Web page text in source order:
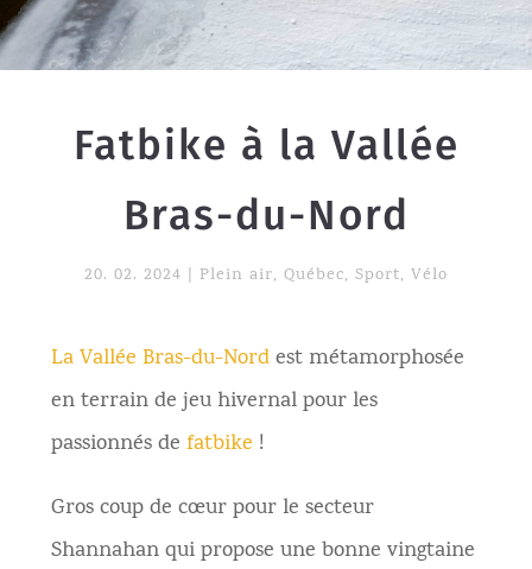
Fatbike à la Vallée
Bras-du-Nord
20. 02. 2024 Plein air, Québec, Sport, Vélo
La Vallée Bras-du-Nordest métamorphosée
en terrain de jeu hivernal pour les
passionnés de fatbike !
Gros coup de cœur pour le secteur
Shannahan qui propose une bonne vingtaine